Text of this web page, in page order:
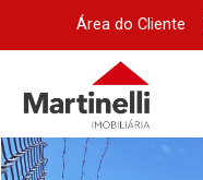
Área do Cliente